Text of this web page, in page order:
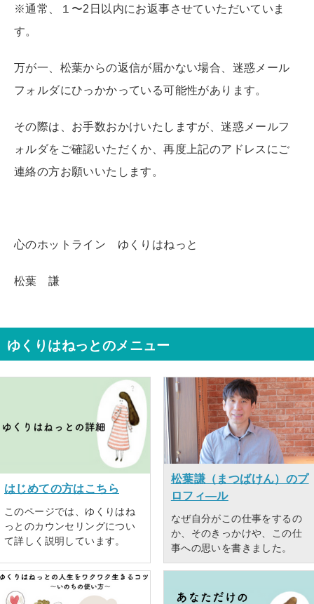
※通常、１〜2日以内にお返事させていただいていま
す。
万が一、松葉からの返信が届かない場合、迷惑メール
フォルダにひっかかっている可能性があります。
その際は、お手数おかけいたしますが、迷惑メールフ
ォルダをご確認いただくか、再度上記のアドレスにご
連絡の方お願いいたします。
心のホットライン ゆくりはねっと
松葉 謙
ゆくりはねっとのメニュー
はじめての方はこちら
このページでは、ゆくりはね
っとのカウンセリングについ
て詳しく説明しています。
松葉謙（まつばけん）のプ
ロフィ―ル
なぜ自分がこの仕事をするの
か、そのきっかけや、この仕
事への思いを書きました。